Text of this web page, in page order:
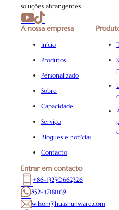
soluções abrangentes.
A nossa empresa
Início
Produtos
Personalizado
Sobre
Capacidade
Serviço
Blogues e notícias
Contacto
Entrar em contacto
+86-13250662326
852-47181169
wilson@huashunware.com